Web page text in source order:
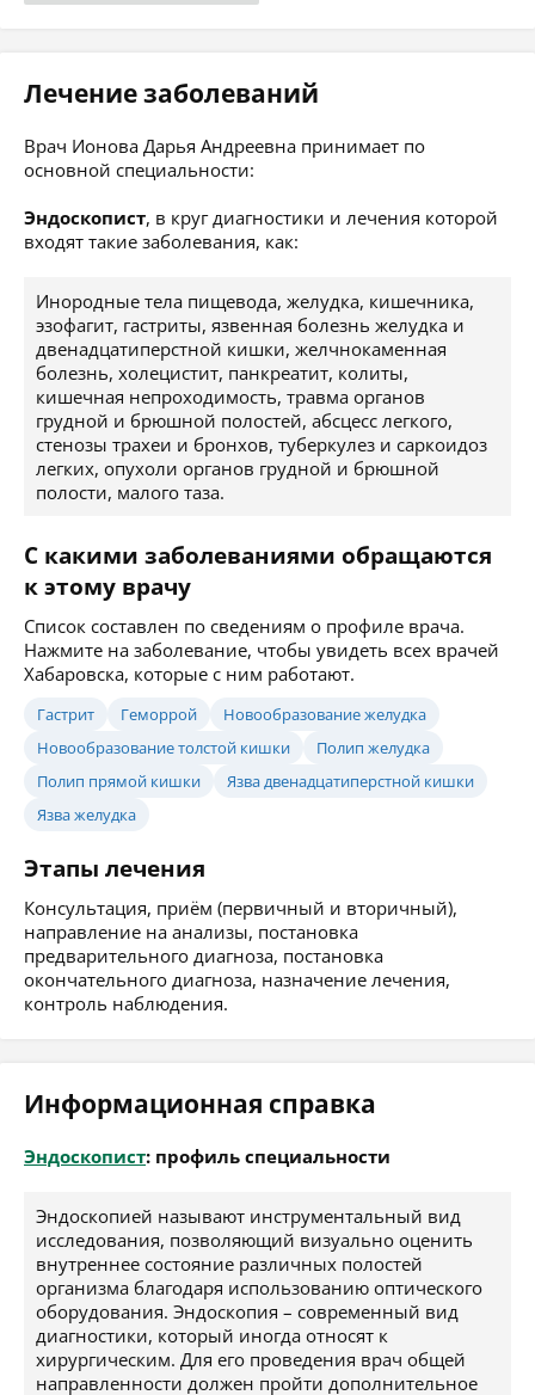
Лечение заболеваний
Врач Ионова Дарья Андреевна принимает по
основной специальности:
Эндоскопист, в круг диагностики и лечения которой
входят такие заболевания, как:
Инородные тела пищевода, желудка, кишечника,
эзофагит, гастриты, язвенная болезнь желудка и
двенадцатиперстной кишки, желчнокаменная
болезнь, холецистит, панкреатит, колиты,
кишечная непроходимость, травма органов
грудной и брюшной полостей, абсцесс легкого,
стенозы трахеи и бронхов, туберкулез и саркоидоз
легких, опухоли органов грудной и брюшной
полости, малого таза.
С какими заболеваниями обращаются
к этому врачу
Список составлен по сведениям о профиле врача.
Нажмите на заболевание, чтобы увидеть всех врачей
Хабаровска, которые с ним работают.
Гастрит Геморрой
Новообразование желудка
Новообразование толстой кишки
Полип желудка
Полип прямой кишки
Язва двенадцатиперстной кишки
Язва желудка
Этапы лечения
Консультация, приём (первичный и вторичный),
направление на анализы, постановка
предварительного диагноза, постановка
окончательного диагноза, назначение лечения,
контроль наблюдения.
Информационная справка
Эндоскопист: профиль специальности
Эндоскопией называют инструментальный вид
исследования, позволяющий визуально оценить
внутреннее состояние различных полостей
организма благодаря использованию оптического
оборудования. Эндоскопия – современный вид
диагностики, который иногда относят к
хирургическим. Для его проведения врач общей
направленности должен пройти дополнительное